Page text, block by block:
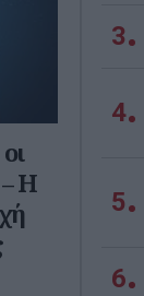
Η
3
4
5
6